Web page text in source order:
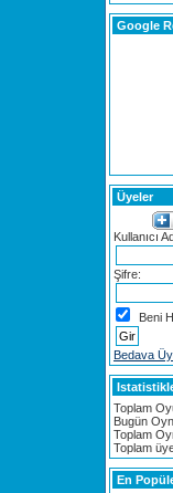
Google
Üyeler
Kullanıcı
Şifre:
Beni
Bedava
Toplam
Bugün
Toplam
Toplam
En